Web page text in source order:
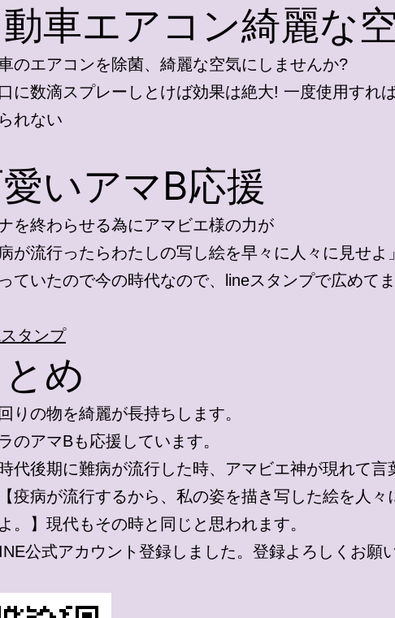
車エアコン綺麗な
のエアコンを除菌、綺麗な空気にしませんか?
に数滴スプレーしとけば効果は絶大! 一度使用すれ
れない
いアマB応援
を終わらせる為にアマビエ様の力が
病が流行ったらわたしの写し絵を早々に人々に見せよ」
ていたので今の時代なので、lineスタンプで広めてま
タンプ
め
りの物を綺麗が長持ちします。
のアマBも応援しています。
代後期に難病が流行した時、アマビエ神が現れて言
疫病が流行するから、私の姿を描き写した絵を人々
。】現代もその時と同じと思われます。
公式アカウント登録しました。登録よろしくお願